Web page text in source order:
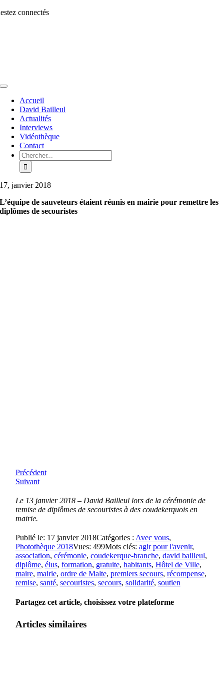
Allerconnectés
Toggle
NavigationAccueil
David Bailleul
Actualités
Interviews
Vidéothèque
Contact
Rechercher:
17, janvier 2018
L’équipe de sauveteurs étaient réunis en mairie pour remettre les
diplômes de secouristes
Précédent
Suivant
Le 13 janvier 2018 – David Bailleul lors de la cérémonie de
remise de diplômes de secouristes à des coudekerquois en
mairie.
Publié le: 17 janvier 2018Catégories : Avec vous,
Photothèque 2018Vues: 499Mots clés: agir pour l'avenir,
association, cérémonie, coudekerque-branche, david bailleul,
diplôme, élus, formation, gratuite, habitants, Hôtel de Ville,
maire, mairie, ordre de Malte, premiers secours, récompense,
remise, santé, secouristes, secours, solidarité, soutien
Partagez cet article, choisissez votre plateforme
Articles similaires